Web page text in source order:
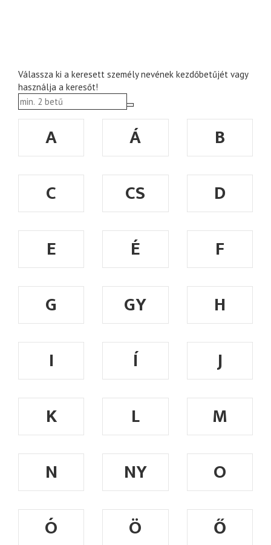
Válassza ki a keresett személy nevének kezdőbetűjét vagy
használja a keresőt!
A Á
B
C
CS
D
E
É
F
G
GY
H
I
Í
J
K
L
M
N
NY
O
Ó
Ö Ő